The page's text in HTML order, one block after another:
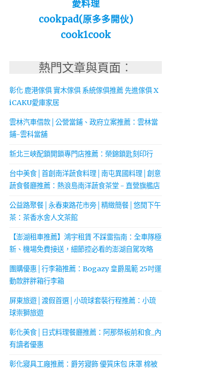
愛料理
cookpad(原多多開伙)
cook1cook
熱門文章與頁面︰
彰化 鹿港傢俱 實木傢俱 系統傢俱推薦 先進傢俱 X
iCAKU愛庫家居
雲林汽車借款│公營當鋪、政府立案推薦：雲林當
鋪-雲科當舖
新北三峽配鎖開鎖專門店推薦：榮錦鎖匙刻印行
台中美食│首創南洋蔬食料理│南屯異國料理│創意
蔬食餐廳推薦：熱浪島南洋蔬食茶堂 - 直營旗艦店
公益路聚餐│永春東路花市旁│精緻簡餐│悠閒下午
茶：茶香水舍人文茶館
【澎湖租車推薦】鴻宇租賃 不踩雷指南：全車隊極
新、機場免費接送，細節控必看的澎湖自駕攻略
團購優惠│行李箱推薦：Bogazy 皇爵風範 25吋運
動款胖胖箱行李箱
屏東旅遊│渡假首選│小琉球套裝行程推薦：小琉
球崇獅旅遊
彰化美食│日式料理餐廳推薦：阿那祭板前和食_內
有讀者優惠
彰化寢具工廠推薦：爵芳寢飾 優質床包 床罩 棉被